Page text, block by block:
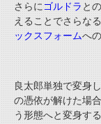
さらに ゴルドラ と
えることでさらな
ックスフォームへ
良太郎単独で変身
の憑依が解けた場合
う形態へと変身する